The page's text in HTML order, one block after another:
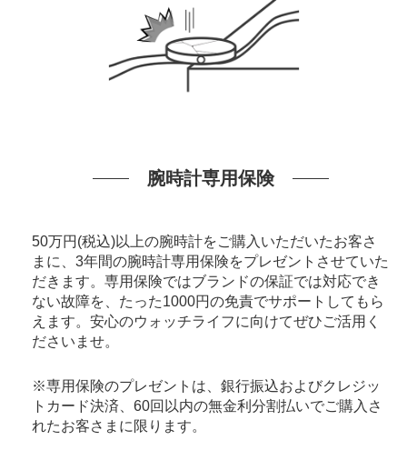
腕時計専用保険
50万円(税込)以上の腕時計をご購入いただいたお客さ
まに、3年間の腕時計専用保険をプレゼントさせていた
だきます。専用保険ではブランドの保証では対応でき
ない故障を、たった1000円の免責でサポートしてもら
えます。安心のウォッチライフに向けてぜひご活用く
ださいませ。
※専用保険のプレゼントは、銀行振込およびクレジッ
トカード決済、60回以内の無金利分割払いでご購入さ
れたお客さまに限ります。